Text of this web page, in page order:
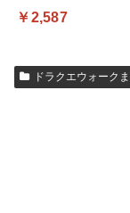
Class10 (最大読出速
100MB/s) Nintendo
KLMEA128G
￥2,587
ドラクエウォーク